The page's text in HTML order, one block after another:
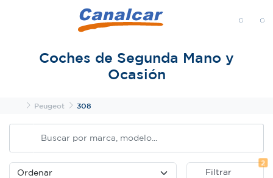
Coches de Segunda Mano y
Ocasión
InicioPeugeot 308
Filtrar
2